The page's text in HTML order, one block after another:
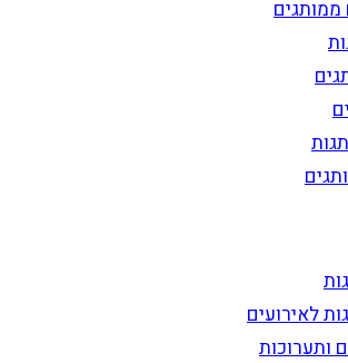
ממותגים
לאירועים
ותערוכות